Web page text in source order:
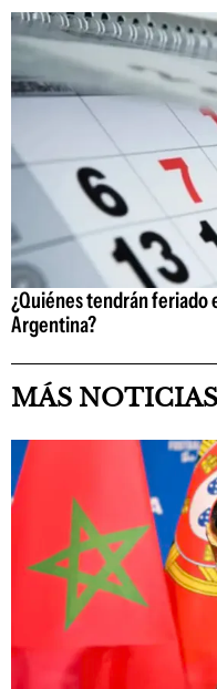
¿Quiénes tendrán feriado
Argentina?
MÁS